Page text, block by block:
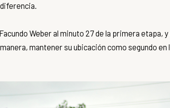
Weber al minuto 27 de la primera etapa,
mantener su ubicación como segundo en